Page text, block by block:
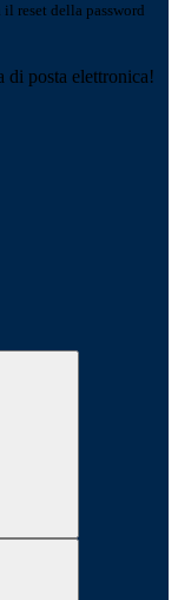
reset della password
di posta elettronica!